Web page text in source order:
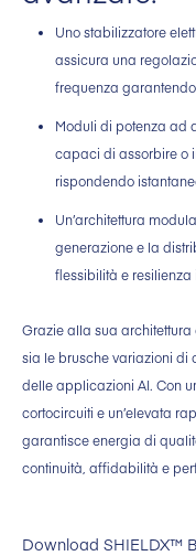
Uno stabilizzatore
assicura una
frequenza
Moduli di potenza ad
capaci di assorbire o
rispondendo
Un’architettura
generazione e la
flessibilità e
Grazie alla sua
sia le brusche variazioni di
delle applicazioni AI. Con
cortocircuiti e un’elevata
garantisce energia di
continuità, affidabilità e
Download SHIELDX™